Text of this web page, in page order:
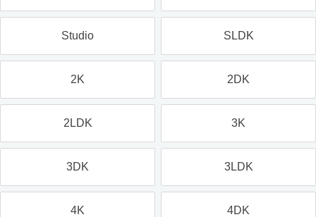
Studio SLDK
2K 2DK
2LDK 3K
3DK 3LDK
4K 4DK